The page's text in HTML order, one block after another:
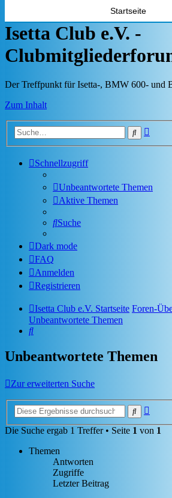
Startseite
Isetta Club e.V. -
Der Treffpunkt für Isetta-, BMW 600- und
Zum Inhalt
Suche
Schnellzugriff
Unbeantwortete Themen
Aktive Themen
Suche
Dark mode
FAQ
Anmelden
Registrieren
Isetta Club e.V. Startseite Foren-
Unbeantwortete Themen
Suche
Unbeantwortete Themen
Zur erweiterten Suche
Suche
Die Suche ergab 1 Treffer • Seite 1 von 1
Themen
Antworten
Zugriffe
Letzter Beitrag